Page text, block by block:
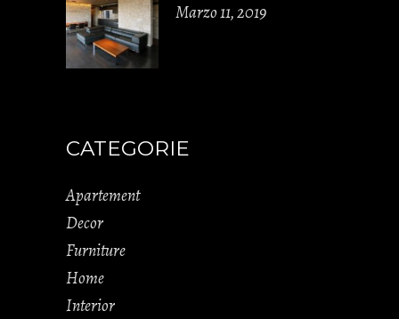
Marzo 11, 2019
CATEGORIE
Apartement
Decor
Furniture
Home
Interior